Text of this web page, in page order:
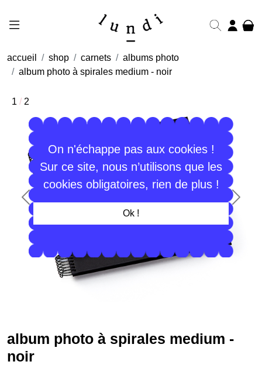
On n'échappe pas aux cookies !
Sur ce site, nous n’utilisons que les
cookies obligatoires, rien de plus !
Ok !
accueil shop carnets
albums photo
album photo à spirales medium - noir
1 / 2
Précédent
album photo à spirales medium -
noir